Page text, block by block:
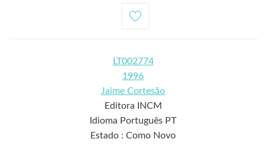
LT002774
1996
Jaime Cortesão
Editora INCM
Idioma Português PT
Estado : Como Novo